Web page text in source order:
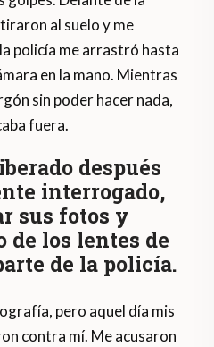
al suelo y me
policía me arrastró hasta
en la mano. Mientras
sin poder hacer nada,
fuera.
después
interrogado,
sus fotos y
de los lentes de
de la policía.
pero aquel día mis
contra mí. Me acusaron